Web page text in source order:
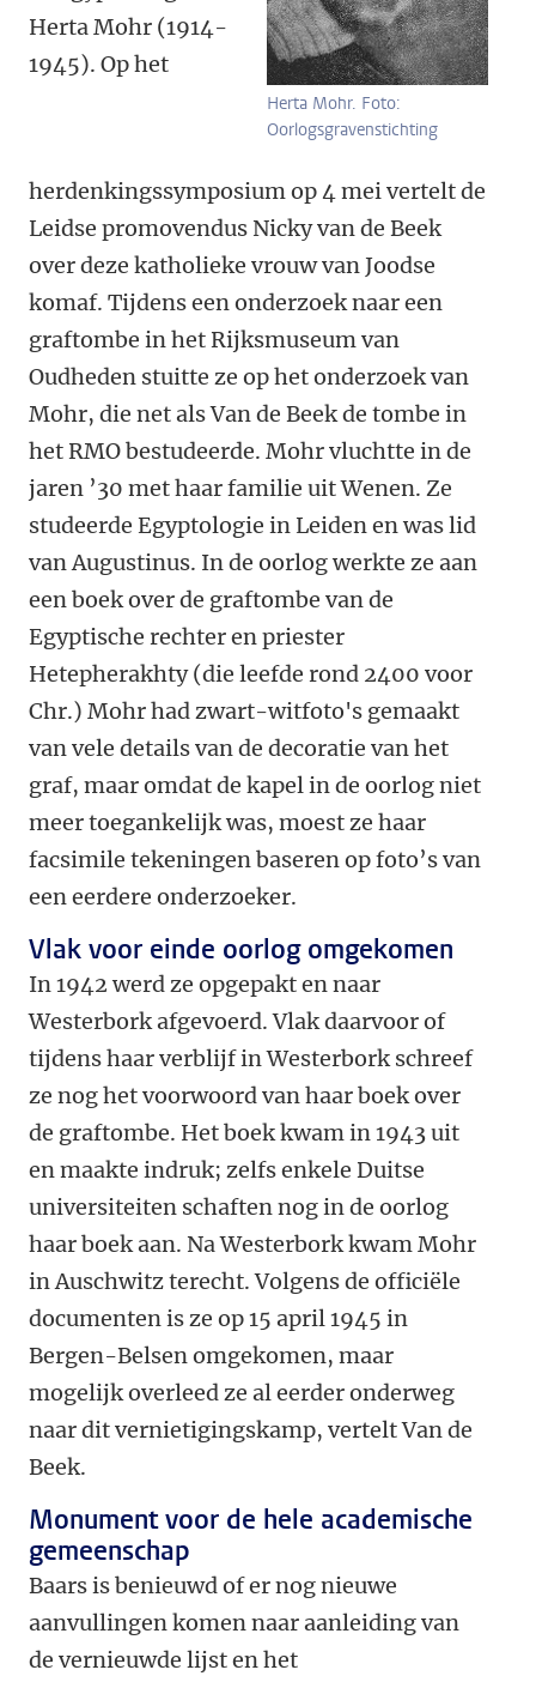
Herta Mohr. Foto:
Oorlogsgravenstichting
Herta Mohr (1914-
1945). Op het
herdenkingssymposium op 4 mei vertelt de
Leidse promovendus Nicky van de Beek
over deze katholieke vrouw van Joodse
komaf. Tijdens een onderzoek naar een
graftombe in het Rijksmuseum van
Oudheden stuitte ze op het onderzoek van
Mohr, die net als Van de Beek de tombe in
het RMO bestudeerde. Mohr vluchtte in de
jaren ’30 met haar familie uit Wenen. Ze
studeerde Egyptologie in Leiden en was lid
van Augustinus. In de oorlog werkte ze aan
een boek over de graftombe van de
Egyptische rechter en priester
Hetepherakhty (die leefde rond 2400 voor
Chr.) Mohr had zwart-witfoto's gemaakt
van vele details van de decoratie van het
graf, maar omdat de kapel in de oorlog niet
meer toegankelijk was, moest ze haar
facsimile tekeningen baseren op foto’s van
een eerdere onderzoeker.
Vlak voor einde oorlog omgekomen
In 1942 werd ze opgepakt en naar
Westerbork afgevoerd. Vlak daarvoor of
tijdens haar verblijf in Westerbork schreef
ze nog het voorwoord van haar boek over
de graftombe. Het boek kwam in 1943 uit
en maakte indruk; zelfs enkele Duitse
universiteiten schaften nog in de oorlog
haar boek aan. Na Westerbork kwam Mohr
in Auschwitz terecht. Volgens de officiële
documenten is ze op 15 april 1945 in
Bergen-Belsen omgekomen, maar
mogelijk overleed ze al eerder onderweg
naar dit vernietigingskamp, vertelt Van de
Beek.
Monument voor de hele academische
gemeenschap
Baars is benieuwd of er nog nieuwe
aanvullingen komen naar aanleiding van
de vernieuwde lijst en het